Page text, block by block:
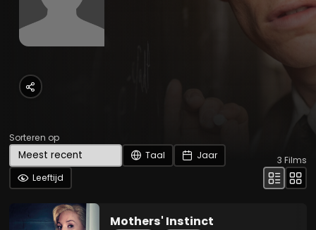
Sorteren op
Taal
Jaar
Leeftijd
3 Films
Mothers' Instinct